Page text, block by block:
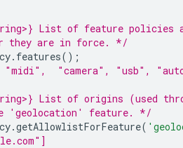
List of feature policies
they are in force. */
. features();
"midi",  "camera", "usb",
List of origins (used
'geolocation' feature. */
.getAllowlistForFeature(